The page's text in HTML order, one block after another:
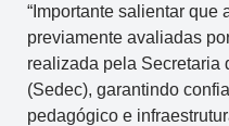
“Importante salientar que
previamente avaliadas
realizada pela Secretaria
(Sedec), garantindo
pedagógico e